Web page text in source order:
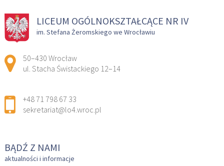
LICEUM OGÓLNOKSZTAŁCĄCE NR IV
im. Stefana Żeromskiego we Wrocławiu
Adres pocztowy:
50–430 Wrocław
ul. Stacha Świstackiego 12–14
+48 71 798 67 33
sekretariat@lo4.wroc.pl
BĄDŹ Z NAMI
aktualności i informacje